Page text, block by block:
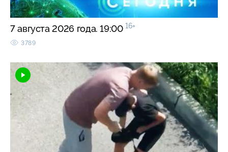
7 августа 2026 года. 19:00 16+
3789